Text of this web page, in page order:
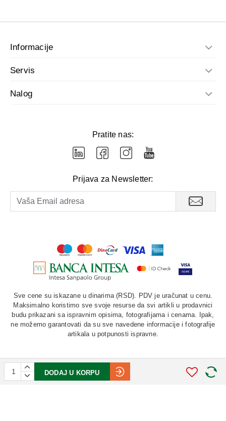
DODAJ U KORPU
Informacije
Servis
Nalog
Pratite nas:
Prijava za Newsletter:
Sve cene su iskazane u dinarima (RSD). PDV je uračunat u cenu.
Maksimalno koristimo sve svoje resurse da svi artikli u prodavnici
budu prikazani sa ispravnim opisima, fotografijama i cenama. Ipak,
ne možemo garantovati da su sve navedene informacije i fotografije
artikala u potpunosti ispravne.
©2026. AU "LAURUS". Sva prava zadržana.